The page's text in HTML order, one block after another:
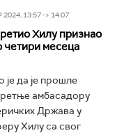
13:57 -> 14:07
Хилу признао
четири месеца
је да је прошле
амбасадору
Држава у
Хилу са свог